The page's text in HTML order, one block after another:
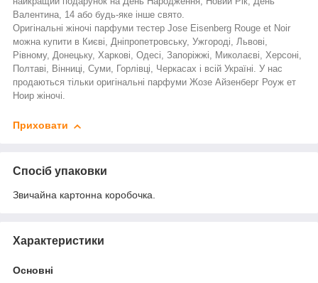
Валентина, 14 або будь-яке інше свято.
Оригінальні жіночі парфуми тестер Jose Eisenberg Rouge et Noir
можна купити в Києві, Дніпропетровську, Ужгороді, Львові,
Рівному, Донецьку, Харкові, Одесі, Запоріжжі, Миколаєві, Херсоні,
Полтаві, Вінниці, Суми, Горлівці, Черкасах і всій Україні. У нас
продаються тільки оригінальні парфуми Жозе Айзенберг Роуж ет
Ноир жіночі.
Приховати
Спосіб упаковки
Звичайна картонна коробочка.
Характеристики
Основні